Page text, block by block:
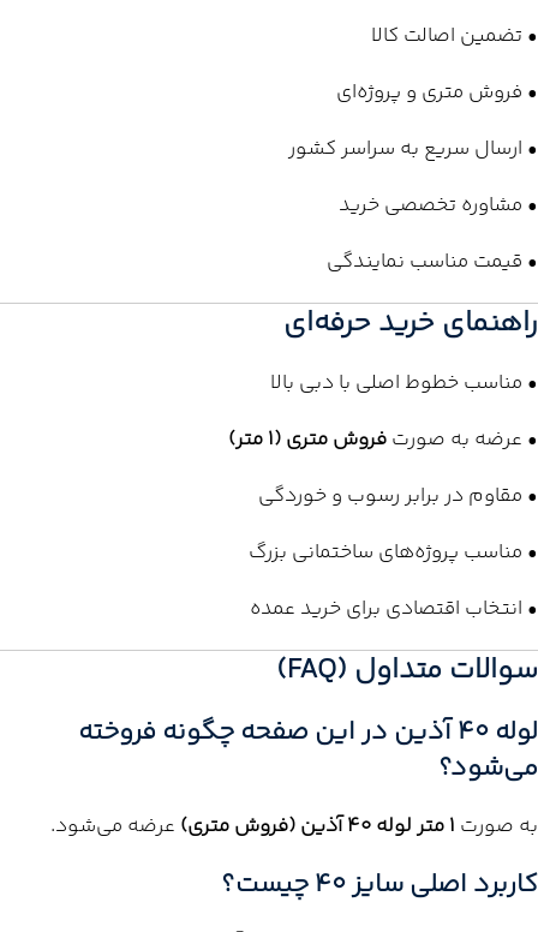
• تضمین اصالت کالا
• فروش متری و پروژه‌ای
• ارسال سریع به سراسر کشور
• مشاوره تخصصی خرید
• قیمت مناسب نمایندگی
راهنمای خرید حرفه‌ای
• مناسب خطوط اصلی با دبی بالا
• عرضه به صورتفروش متری (1 متر)
• مقاوم در برابر رسوب و خوردگی
• مناسب پروژه‌های ساختمانی بزرگ
• انتخاب اقتصادی برای خرید عمده
سوالات متداول (FAQ)
لوله 40 آذین در این صفحه چگونه فروخته
می‌شود؟
به صورت 1 متر لوله 40 آذین (فروش متری) عرضه می‌شود.
کاربرد اصلی سایز 40 چیست؟